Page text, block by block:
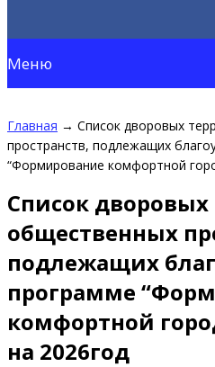
Меню
Главная → Список дворовых
пространств, подлежащих
“Формирование комфортной
Список
общественных
подлежащих
программе
комфортной
на 2026год